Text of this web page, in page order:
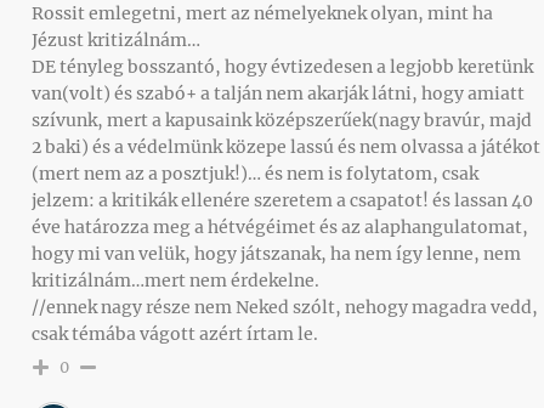
Rossit emlegetni, mert az némelyeknek olyan, mint ha
Jézust kritizálnám…
DE tényleg bosszantó, hogy évtizedesen a legjobb keretünk
van(volt) és szabó+ a talján nem akarják látni, hogy amiatt
szívunk, mert a kapusaink középszerűek(nagy bravúr, majd
2 baki) és a védelmünk közepe lassú és nem olvassa a játékot
(mert nem az a posztjuk!)… és nem is folytatom, csak
jelzem: a kritikák ellenére szeretem a csapatot! és lassan 40
éve határozza meg a hétvégéimet és az alaphangulatomat,
hogy mi van velük, hogy játszanak, ha nem így lenne, nem
kritizálnám…mert nem érdekelne.
//ennek nagy része nem Neked szólt, nehogy magadra vedd,
csak témába vágott azért írtam le.
0